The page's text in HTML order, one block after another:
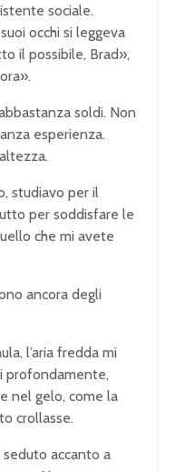
sociale.
occhi si leggeva
il possibile, Brad»,
soldi. Non
esperienza.
studiavo per il
per soddisfare le
che mi avete
ancora degli
l’aria fredda mi
profondamente,
nel gelo, come la
crollasse.
seduto accanto a